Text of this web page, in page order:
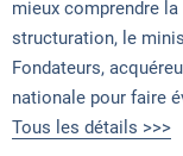
mieux comprendre
structuration, le
Fondateurs,
nationale pour faire
Tous les détails >>>